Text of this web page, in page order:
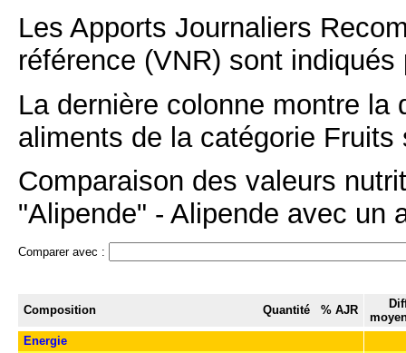
Les Apports Journaliers
référence (VNR) sont
La dernière colonne montre
aliments de la catégorie Fruits
Comparaison des valeurs
"Alipende" - Alipende avec un
Comparer avec :
Composition Quantité % AJR
Energie